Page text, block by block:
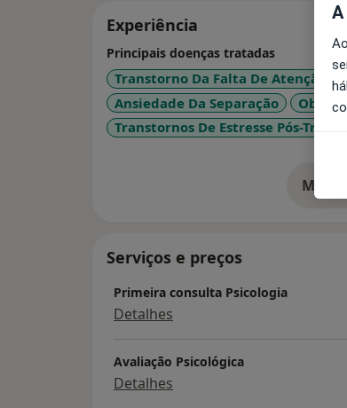
Experiência
Principais doenças tratadas
Transtorno Da Falta De Atenção
Ansiedade Da Separação
Transtornos De Estresse Pós-
Serviços e preços
Primeira consulta Psicologia
Detalhes
Avaliação Psicológica
Detalhes